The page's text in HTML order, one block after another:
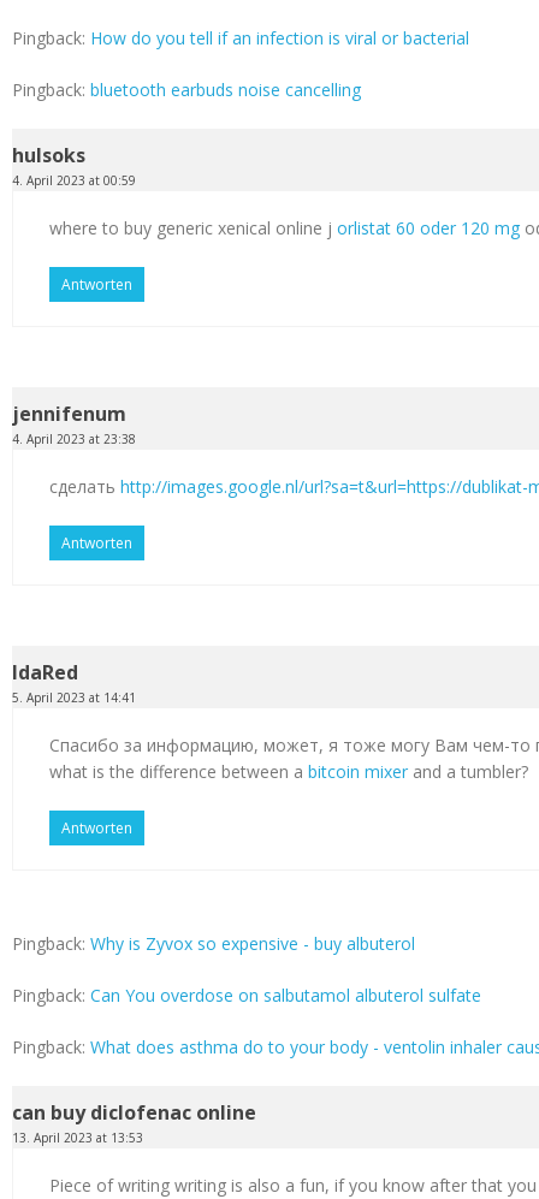
Pingback: How do you tell if an infection is viral or bacterial
Pingback: bluetooth earbuds noise cancelling
hulsoks
4. April 2023 at 00:59
where to buy generic xenical online j orlistat 60 oder 120 mg
Antworten
jennifenum
4. April 2023 at 23:38
сделать http://images.google.nl/url?sa=t&url=https://dublikat-
Antworten
IdaRed
5. April 2023 at 14:41
Спасибо за информацию, может, я тоже могу Вам чем-то
what is the difference between a bitcoin mixer and a tumbler?
Antworten
Pingback: Why is Zyvox so expensive - buy albuterol
Pingback: Can You overdose on salbutamol albuterol sulfate
Pingback: What does asthma do to your body - ventolin inhaler
can buy diclofenac online
13. April 2023 at 13:53
Piece of writing writing is also a fun, if you know after that